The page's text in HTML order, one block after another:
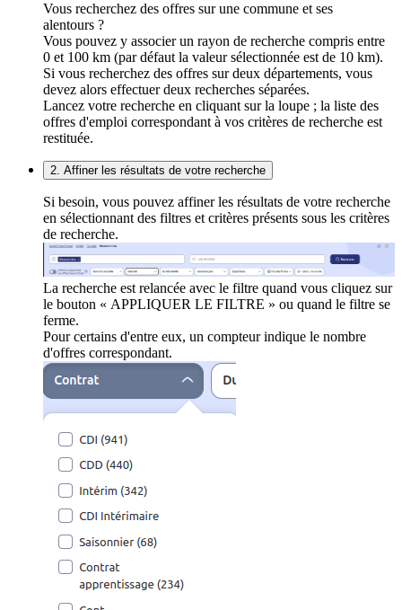
Vous recherchez des offres sur une commune et ses
alentours ?
Vous pouvez y associer un rayon de recherche compris entre
0 et 100 km (par défaut la valeur sélectionnée est de 10 km).
Si vous recherchez des offres sur deux départements, vous
devez alors effectuer deux recherches séparées.
Lancez votre recherche en cliquant sur la loupe ; la liste des
offres d'emploi correspondant à vos critères de recherche est
restituée.
2. Affiner les résultats de votre recherche
Si besoin, vous pouvez affiner les résultats de votre recherche
en sélectionnant des filtres et critères présents sous les critères
de recherche.
La recherche est relancée avec le filtre quand vous cliquez sur
le bouton « APPLIQUER LE FILTRE » ou quand le filtre se
ferme.
Pour certains d'entre eux, un compteur indique le nombre
d'offres correspondant.